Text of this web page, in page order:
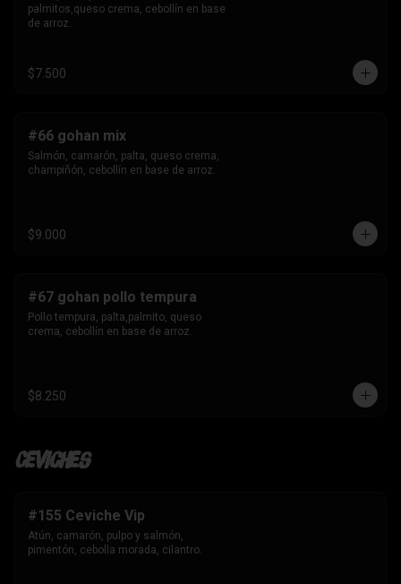
palmitos,queso crema, cebollín en base
de arroz.
$7.500
#66 gohan mix
Salmón, camarón, palta, queso crema,
champiñón, cebollín en base de arroz.
$9.000
#67 gohan pollo tempura
Pollo tempura, palta,palmito, queso
crema, cebollín en base de arroz.
$8.250
Ceviches
#155 Ceviche Vip
Atún, camarón, pulpo y salmón,
pimentón, cebolla morada, cilantro.